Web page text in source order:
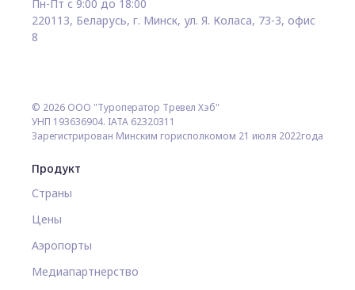
Пн-Пт с 9:00 до 18:00
220113, Беларусь, г. Минск, ул. Я. Коласа, 73-3, офис
8
© 2026 ООО "Туроператор Тревел Хэб"
УНП 193636904. IATA 62320311
Зарегистрирован Минским горисполкомом 21 июля 2022года
Продукт
Страны
Цены
Аэропорты
Медиапартнерство